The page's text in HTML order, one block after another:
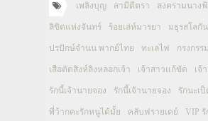
เพลิงบุญ สามีตีตรา สงครามนาง
ลิขิตแห่งจันทร์ ร้อยเล่ห์มารยา มธุรสโลกั
ปรปักษ์จำนน พากย์ไทย ทะเลไฟ กรงกรรม
เสือตัดสิงห์ลิงหลอกเจ้า เจ้าสาวแก้ขัด เจ้
รักนี้เจ้านายจอง รักนี้เจ้านายจอง รักนะเป็
พี่ว้ากคะรักหนูได้มั้ย คลับฟรายเดย์ VIP